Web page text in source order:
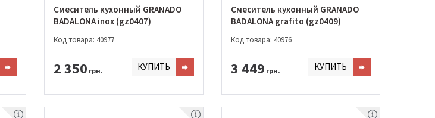
Смеситель кухонный GRANADO
BADALONA inox (gz0407)
Код товара: 40977
2 350 грн. КУПИТЬ
Смеситель кухонный GRANADO
BADALONA grafito (gz0409)
Код товара: 40976
3 449 грн. КУПИТЬ